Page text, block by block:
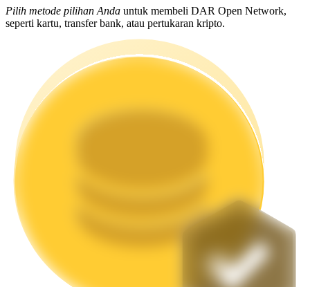
Pengembalian tinggi & akses instan
Pilih metode pilihan Anda untuk membeli DAR Open Network,
seperti kartu, transfer bank, atau pertukaran kripto.